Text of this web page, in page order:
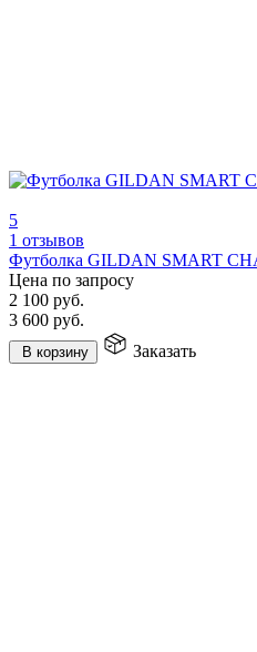
5
1 отзывов
Футболка GILDAN SMART
Цена по запросу
2 100 руб.
3 600 руб.
В корзину Заказать